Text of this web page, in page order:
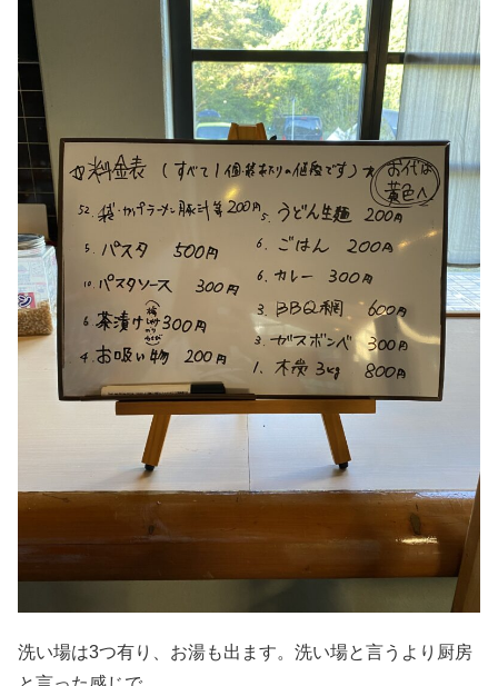
洗い場は3つ有り、お湯も出ます。洗い場と言うより厨房